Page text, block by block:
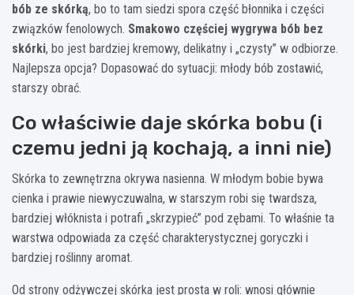
bób ze skórką, bo to tam siedzi spora część błonnika i części
związków fenolowych. Smakowo częściej wygrywa bób bez
skórki, bo jest bardziej kremowy, delikatny i „czysty” w odbiorze.
Najlepsza opcja? Dopasować do sytuacji: młody bób zostawić,
starszy obrać.
Co właściwie daje skórka bobu (i
czemu jedni ją kochają, a inni nie)
Skórka to zewnętrzna okrywa nasienna. W młodym bobie bywa
cienka i prawie niewyczuwalna, w starszym robi się twardsza,
bardziej włóknista i potrafi „skrzypieć” pod zębami. To właśnie ta
warstwa odpowiada za część charakterystycznej goryczki i
bardziej roślinny aromat.
Od strony odżywczej skórka jest prosta w roli: wnosi głównie